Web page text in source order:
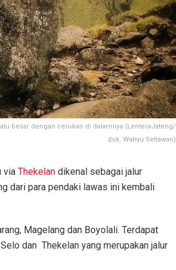
besar dengan cerukan di dalamnya (LenteraJateng/
dok. Wahyu Setiawan)
via Thekelan dikenal sebagai jalur
dari para pendaki lawas ini kembali
Magelang dan Boyolali. Terdapat
dan Thekelan yang merupakan jalur